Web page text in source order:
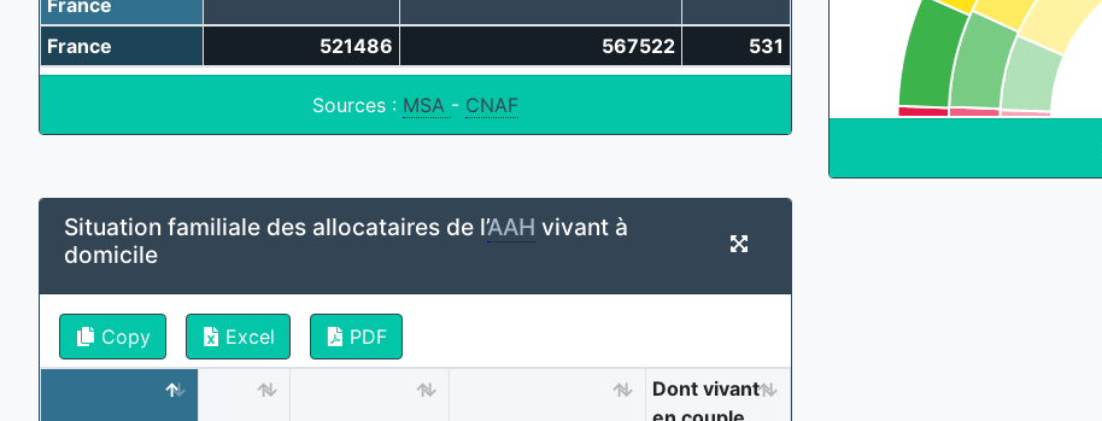
France 521486 567522 531
Sources : MSA - CNAF
Situation familiale des allocataires de l’AAH vivant à
domicile
Copy Excel PDF
Dont vivant